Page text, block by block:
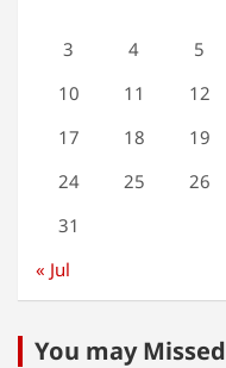
3
4 5
10
11 12
17
18 19
24
25 26
31
« Jul
You may Missed